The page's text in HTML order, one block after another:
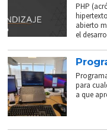
PHP
abierto
el
para
a que